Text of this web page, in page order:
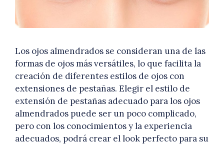
Los ojos almendrados se consideran una de las
formas de ojos más versátiles, lo que facilita la
creación de diferentes estilos de ojos con
extensiones de pestañas. Elegir el estilo de
extensión de pestañas adecuado para los ojos
almendrados puede ser un poco complicado,
pero con los conocimientos y la experiencia
adecuados, podrá crear el look perfecto para su